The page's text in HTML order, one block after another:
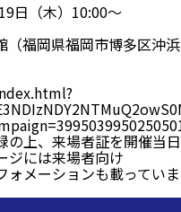
日（木）10:00～
（福岡県福岡市博多区沖浜
、来場者証を開催当日
ジには来場者向け
ーションも載っていま